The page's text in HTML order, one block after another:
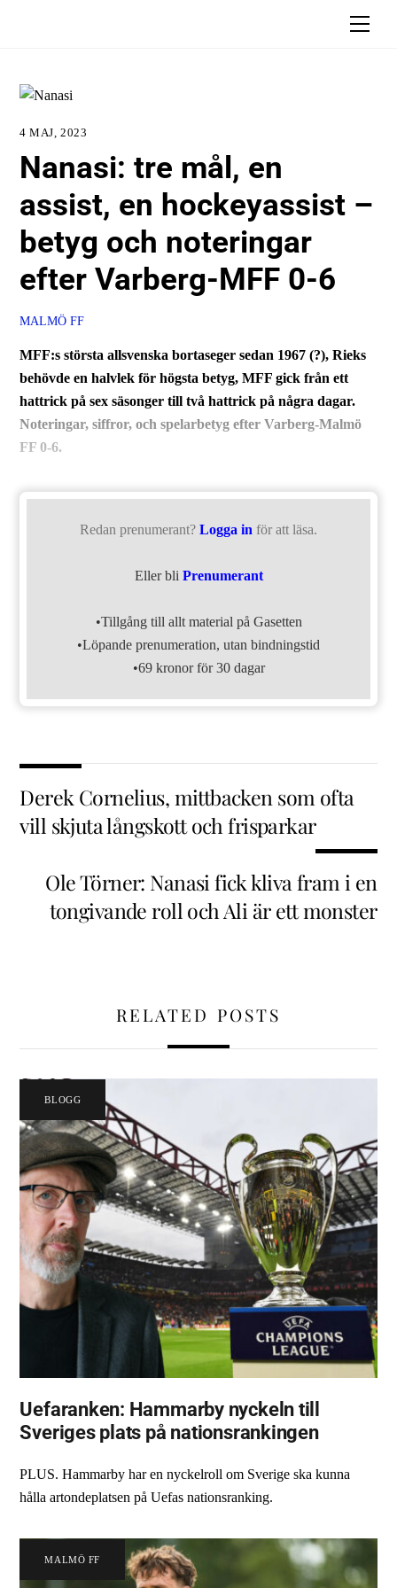
4 MAJ, 2023
Nanasi: tre mål, en
assist, en hockeyassist –
betyg och noteringar
efter Varberg-MFF 0-6
MALMÖ FF
MFF:s största allsvenska bortaseger sedan 1967 (?), Rieks
behövde en halvlek för högsta betyg, MFF gick från ett
hattrick på sex säsonger till två hattrick på några dagar.
Noteringar, siffror, och spelarbetyg efter Varberg-Malmö
FF 0-6.
Redan prenumerant? Logga in för att läsa.
Eller bli Prenumerant
•Tillgång till allt material på Gasetten
•Löpande prenumeration, utan bindningstid
•69 kronor för 30 dagar
Derek Cornelius, mittbacken som ofta
vill skjuta långskott och frisparkar
Ole Törner: Nanasi fick kliva fram i en
tongivande roll och Ali är ett monster
RELATED POSTS
BLOGG
Uefaranken: Hammarby nyckeln till
Sveriges plats på nationsrankingen
PLUS. Hammarby har en nyckelroll om Sverige ska kunna
hålla artondeplatsen på Uefas nationsranking.
MALMÖ FF